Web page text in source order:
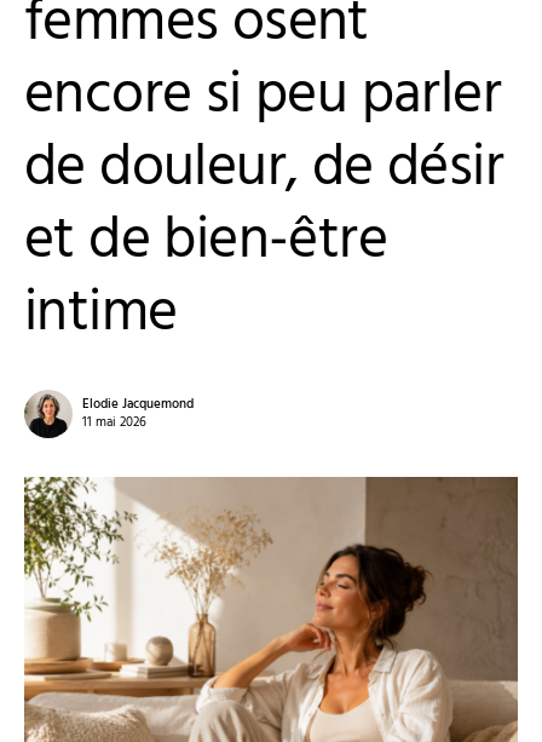
femmes osent
encore si peu parler
de douleur, de désir
et de bien-être
intime
Elodie Jacquemond
11 mai 2026